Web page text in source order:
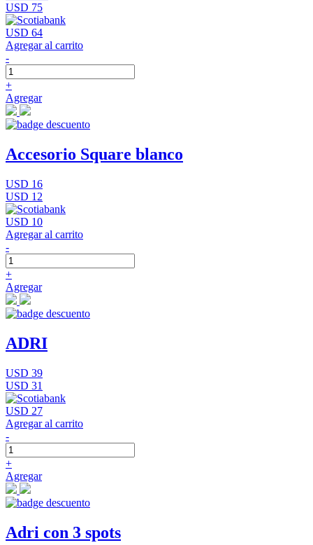
USD 75
USD 64
Agregar al carrito
-
+
Agregar
Accesorio Square blanco
USD 16
USD 12
USD 10
Agregar al carrito
-
+
Agregar
ADRI
USD 39
USD 31
USD 27
Agregar al carrito
-
+
Agregar
Adri con 3 spots